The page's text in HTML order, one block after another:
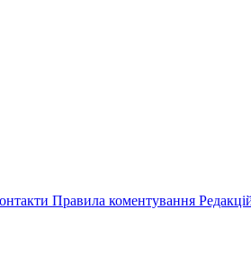
Правила коментування